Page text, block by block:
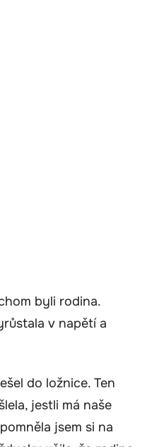
byli rodina.
v napětí a
do ložnice. Ten
jestli má naše
jsem si na